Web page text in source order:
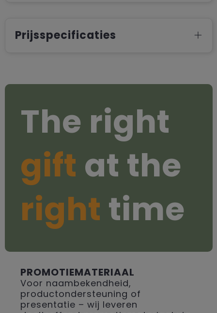
Prijsspecificaties
The right
gift at the
right time
PROMOTIEMATERIAAL
Voor naambekendheid,
productondersteuning of
presentatie – wij leveren